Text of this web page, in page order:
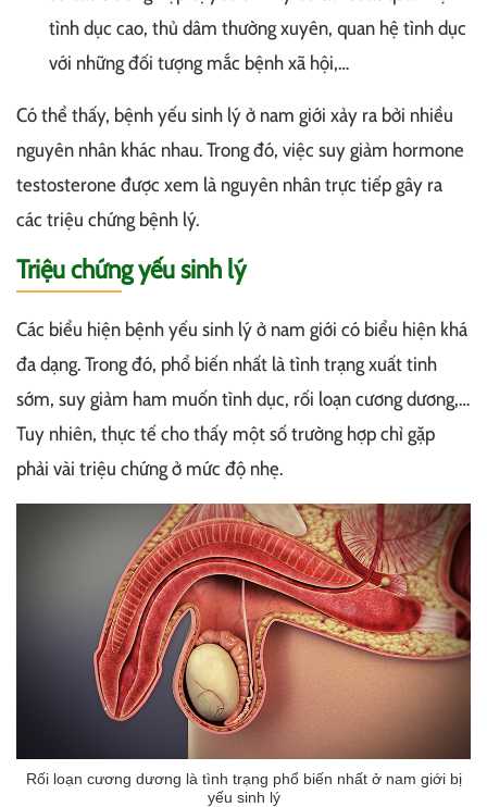
tình dục cao, thủ dâm thường xuyên, quan hệ tình dục
với những đối tượng mắc bệnh xã hội,…
Có thể thấy, bệnh yếu sinh lý ở nam giới xảy ra bởi nhiều
nguyên nhân khác nhau. Trong đó, việc suy giảm hormone
testosterone được xem là nguyên nhân trực tiếp gây ra
các triệu chứng bệnh lý.
Triệu chứng yếu sinh lý
Các biểu hiện bệnh yếu sinh lý ở nam giới có biểu hiện khá
đa dạng. Trong đó, phổ biến nhất là tình trạng xuất tinh
sớm, suy giảm ham muốn tình dục, rối loạn cương dương,…
Tuy nhiên, thực tế cho thấy một số trường hợp chỉ gặp
phải vài triệu chứng ở mức độ nhẹ.
Rối loạn cương dương là tình trạng phổ biến nhất ở nam giới bị
yếu sinh lý